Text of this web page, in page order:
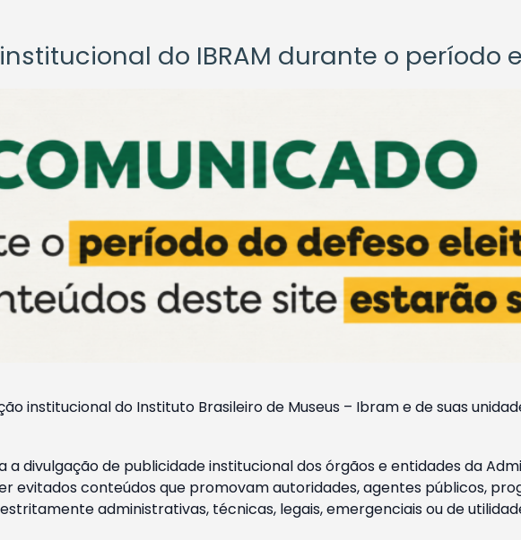
do IBRAM durante o período
institucional do Instituto Brasileiro de Museus – Ibram e de suas
divulgação de publicidade institucional dos órgãos e entidades da
evitados conteúdos que promovam autoridades, agentes públicos,
administrativas, técnicas, legais, emergenciais ou de